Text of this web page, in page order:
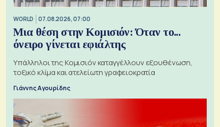
WORLD 07.08.2026, 07:00
Μια θέση στην Κομισιόν: Όταν το...
όνειρο γίνεται εφιάλτης
Υπάλληλοι της Κομισιόν καταγγέλλουν εξουθένωση,
τοξικό κλίμα και ατελείωτη γραφειοκρατία
Γιάννης Αγουρίδης